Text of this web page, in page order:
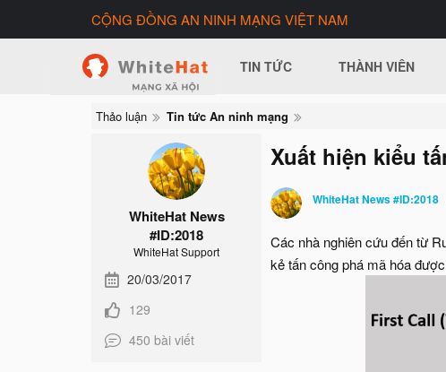
CỘNG ĐỒNG AN NINH MẠNG VIỆT NAM
TIN TỨC THÀNH VIÊN
Thảo luận Tin tức An ninh mạng
WhiteHat News
#ID:2018
WhiteHat Support
20/03/2017
129
450 bài viết
Xuất hiện kiểu
WhiteHat News #ID:2018
Các nhà nghiên cứu đến từ
kẻ tấn công phá mã hóa